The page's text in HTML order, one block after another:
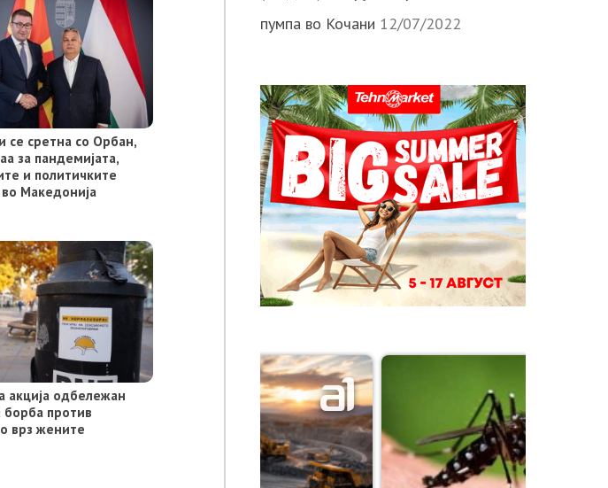
се сретна со Орбан,
за пандемијата,
и политичките
во Македонија
акција одбележан
против
врз жените
пумпа во Кочани 12/07/2022